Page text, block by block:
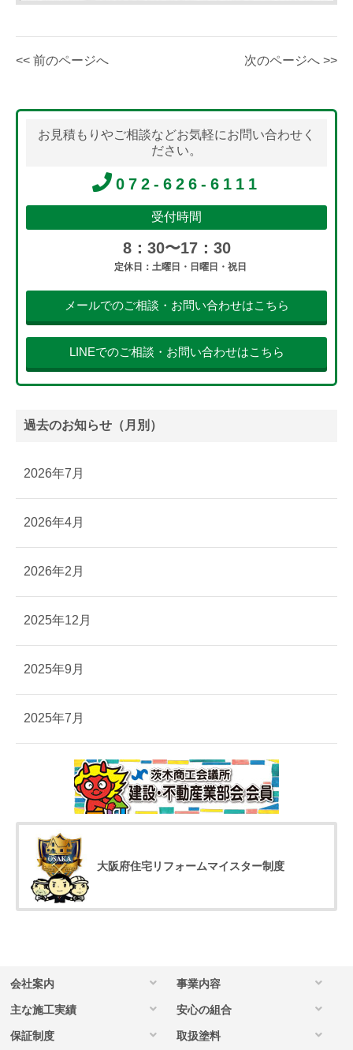
<< 前のページへ 次のページへ >>
お見積もりやご相談などお気軽にお問い合わせく
ださい。
072-626-6111
受付時間
8：30〜17：30
定休日：土曜日・日曜日・祝日
メールでのご相談・お問い合わせはこちら
LINEでのご相談・お問い合わせはこちら
過去のお知らせ（月別）
2026年7月
2026年4月
2026年2月
2025年12月
2025年9月
2025年7月
大阪府住宅リフォームマイスター制度
会社案内 事業内容
主な施工実績 安心の組合
保証制度 取扱塗料